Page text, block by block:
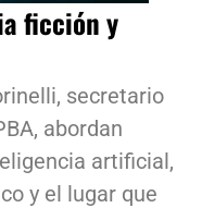
ficción y
secretario
abordan
artificial,
y el lugar que